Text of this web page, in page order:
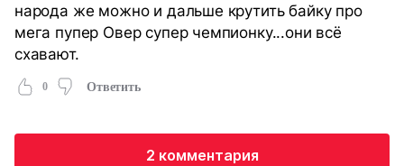
народа же можно и дальше крутить байку про
мега пупер Овер супер чемпионку...они всё
схавают.
0 Ответить
2 комментария